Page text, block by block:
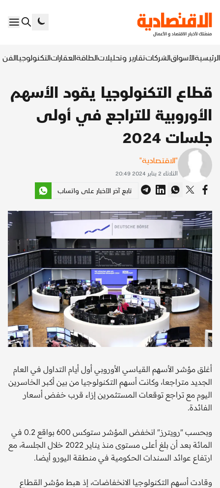
الرئيسيةالأسواقالشركاتتقارير وتحليلاتالطاقةالعقاراتالتكنولوجياالفن
قطاع التكنولوجيا يقود الأسهم
الأوروبية للتراجع في أولى
جلسات 2024
"الاقتصادية"
الثلاثاء 2 يناير 2024 20:49
تابع آخر الأخبار على واتساب
أغلق مؤشر الأسهم القياسي الأوروبي أول أيام التداول في العام
الجديد متراجعا، وكانت أسهم التكنولوجيا من بين أكبر الخاسرين
اليوم مع تراجع توقعات المستثمرين إزاء قرب خفض أسعار
الفائدة.
وبحسب "رويترز" انخفض المؤشر ستوكس 600 بواقع 0.2 في
المائة بعد أن بلغ أعلى مستوى منذ يناير 2022 خلال الجلسة، مع
ارتفاع عوائد السندات الحكومية في منطقة اليورو أيضا.
وقادت أسهم التكنولوجيا الانخفاضات، إذ هبط مؤشر القطاع